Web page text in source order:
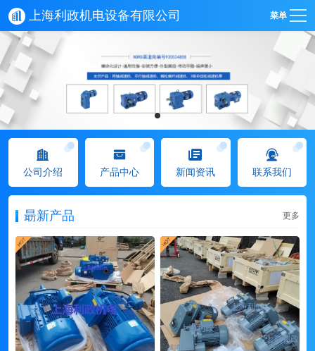
上海利政机电设备有限公司 菜单
公司介绍 产品中心 新闻资讯 联系我们
朂新产品 更多